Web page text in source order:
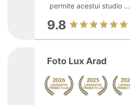
permite acestui studio ...
9.8
Foto Lux Arad